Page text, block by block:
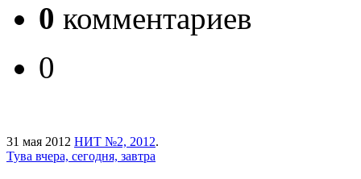
0 комментариев
0
31 мая 2012 НИТ №2, 2012.
Тува вчера, сегодня, завтра